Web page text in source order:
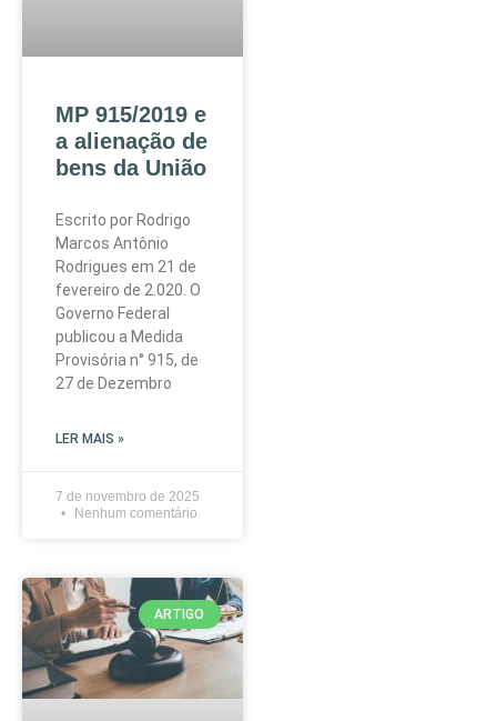
MP 915/2019 e
a alienação de
bens da União
Escrito por Rodrigo
Marcos Antônio
Rodrigues em 21 de
fevereiro de 2.020. O
Governo Federal
publicou a Medida
Provisória n° 915, de
27 de Dezembro
LER MAIS »
7 de novembro de 2025
Nenhum comentário
ARTIGO